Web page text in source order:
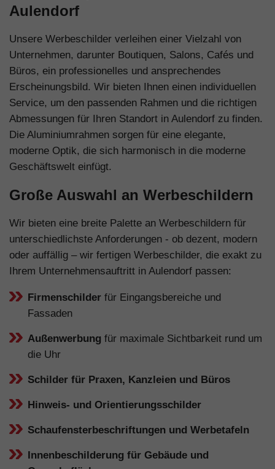
Aulendorf
Unsere Werbeschilder verleihen einer Vielzahl von
Unternehmen, darunter Boutiquen, Salons, Cafés und
Büros, ein professionelles und ansprechendes
Erscheinungsbild. Wir bieten Ihnen einen individuellen
Service, um den passenden Rahmen und die richtigen
Abmessungen für Ihren Standort in Aulendorf zu finden.
Die Aluminiumrahmen sorgen für eine elegante,
moderne Optik, die sich harmonisch in die moderne
Geschäftswelt einfügt.
Große Auswahl an Werbeschildern
Wir bieten eine breite Palette an Werbeschildern für
unterschiedlichste Anforderungen - ob dezent, modern
oder auffällig – wir fertigen Werbeschilder, die exakt zu
Ihrem Unternehmensauftritt in Aulendorf passen:
Firmenschilder für Eingangsbereiche und
Fassaden
Außenwerbung für maximale Sichtbarkeit rund um
die Uhr
Schilder für Praxen, Kanzleien und Büros
Hinweis- und Orientierungsschilder
Schaufensterbeschriftungen und Werbetafeln
Innenbeschilderung für Gebäude und